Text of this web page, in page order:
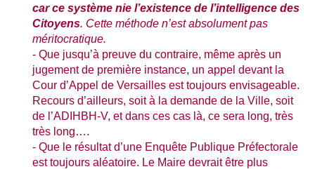
car ce système nie l’existence de l’intelligence des
Citoyens. Cette méthode n’est absolument pas
méritocratique.
- Que jusqu’à preuve du contraire, même après un
jugement de première instance, un appel devant la
Cour d’Appel de Versailles est toujours envisageable.
Recours d’ailleurs, soit à la demande de la Ville, soit
de l’ADIHBH-V, et dans ces cas là, ce sera long, très
très long….
- Que le résultat d’une Enquête Publique Préfectorale
est toujours aléatoire. Le Maire devrait être plus